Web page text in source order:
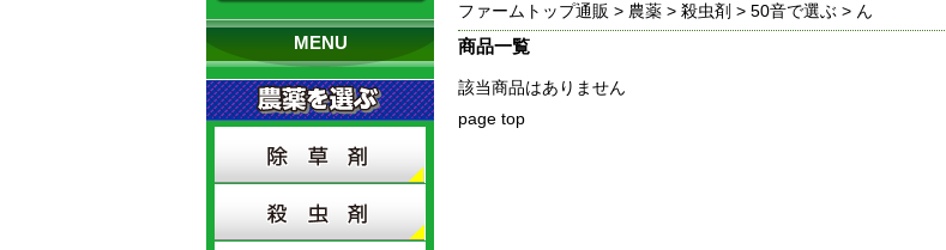
MENU
ファームトップ通販 > 農薬 > 殺虫剤 > 50音で選ぶ > ん
商品一覧
該当商品はありません
page top